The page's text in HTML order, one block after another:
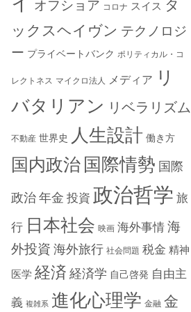
オフショア コロナ スイス タ
ックスヘイヴン テクノロジ
ー プライベートバンク ポリティカル・コ
レクトネス マイクロ法人 メディア
リ
バタリアン リベラリズム
不動産 世界史 人生設計 働き方
国内政治 国際情勢 国際
政治 年金 投資 政治哲学 旅
行 日本社会 映画 海外事情 海
外投資 海外旅行 社会問題 税金 精神
医学 経済 経済学 自己啓発 自由主
義 複雑系 進化心理学 金融 金